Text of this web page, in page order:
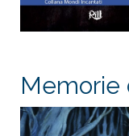
Memorie